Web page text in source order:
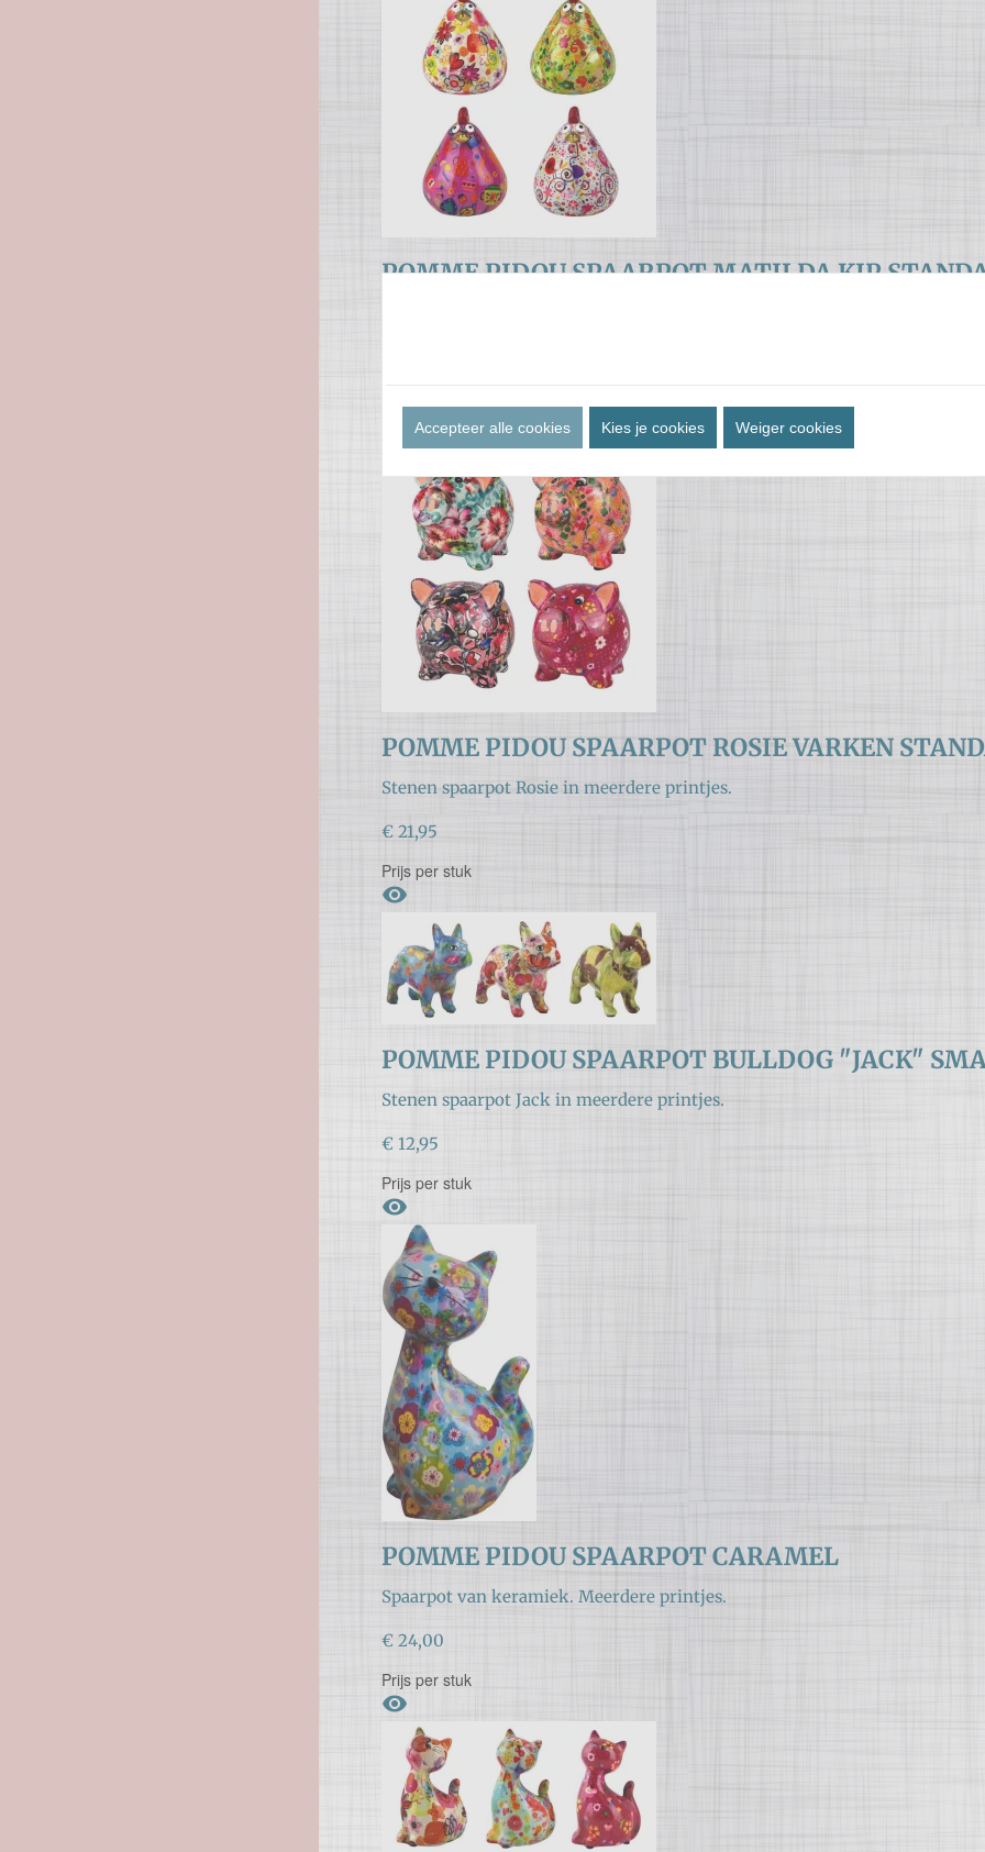
POMME PIDOU SPAARPOT MATILDA KIP
POMME PIDOU SPAARPOT ROSIE VARKEN
Stenen spaarpot Rosie in meerdere printjes.
€ 21,95
Prijs per stuk

POMME PIDOU SPAARPOT BULLDOG "JACK"
Stenen spaarpot Jack in meerdere printjes.
€ 12,95
Prijs per stuk

POMME PIDOU SPAARPOT CARAMEL
Spaarpot van keramiek. Meerdere printjes.
€ 24,00
Prijs per stuk

Accepteer alle cookies Kies je cookies Weiger cookies